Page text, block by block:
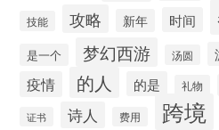
技能 攻略 新年 时间
是一个 梦幻西游 汤圆
疫情 的人 的是 礼物
证书 诗人 费用 跨境